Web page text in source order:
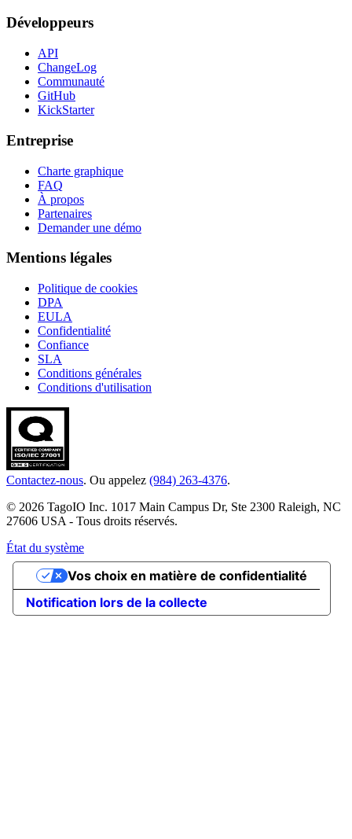
Développeurs
API
ChangeLog
Communauté
GitHub
KickStarter
Entreprise
Charte graphique
FAQ
À propos
Partenaires
Demander une démo
Mentions légales
Politique de cookies
DPA
EULA
Confidentialité
Confiance
SLA
Conditions générales
Conditions d'utilisation
Contactez-nous. Ou appelez (984) 263-4376.
© 2026 TagoIO Inc. 1017 Main Campus Dr, Ste 2300 Raleigh, NC
27606 USA - Tous droits réservés.
État du système
Notification lors de la collecte
Vos choix en matière de confidentialité